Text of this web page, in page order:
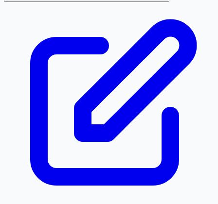
Định dạng chuẩn là 02889908692. Các cách viết sau đây
đều được quy về cùng một số khi tra cứu: 028 89908692,
028 8990 8692, +842889908692, +84 28 89908692.